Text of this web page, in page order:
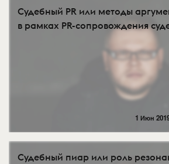
Судебный PR или методы
в рамках PR-сопровождения
1 Июн
Судебный пиар или роль